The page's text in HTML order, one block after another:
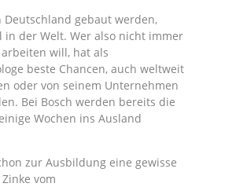
Deutschland gebaut werden,
in der Welt. Wer also nicht immer
will, hat als
beste Chancen, auch weltweit
oder von seinem Unternehmen
Bei Bosch werden bereits die
Wochen ins Ausland
zur Ausbildung eine gewisse
vom